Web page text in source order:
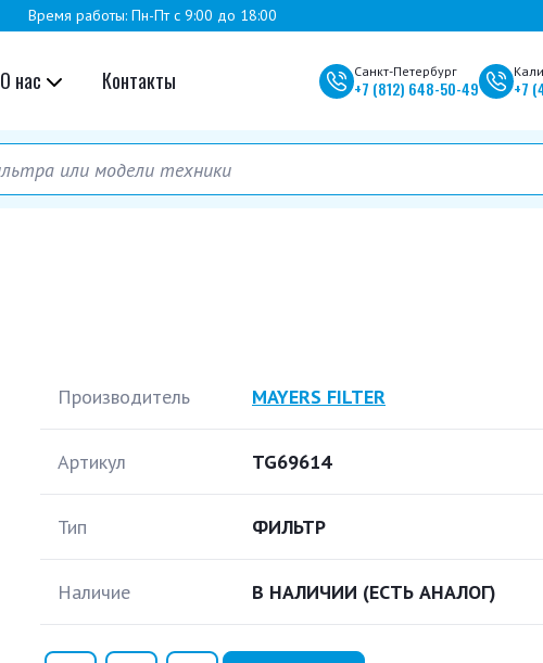
Время работы: Пн-Пт с 9:00 до 18:00
О нас Контакты Санкт-Петербург
+7 (812) 648-50-49 +7
Производитель MAYERS FILTER
Артикул TG69614
Тип ФИЛЬТР
Наличие В НАЛИЧИИ (ЕСТЬ АНАЛОГ)